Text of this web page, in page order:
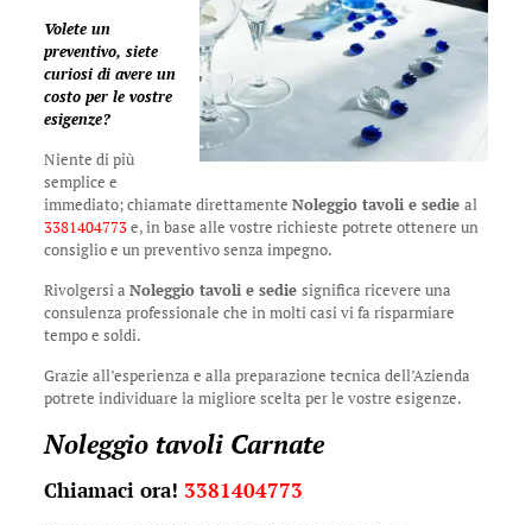
Volete un
preventivo, siete
curiosi di avere un
costo per le vostre
esigenze?
Niente di più
semplice e
immediato; chiamate direttamente Noleggio tavoli e sedie al
3381404773e, in base alle vostre richieste potrete ottenere un
consiglio e un preventivo senza impegno.
Rivolgersi a Noleggio tavoli e sedie significa ricevere una
consulenza professionale che in molti casi vi fa risparmiare
tempo e soldi.
Grazie all’esperienza e alla preparazione tecnica dell’Azienda
potrete individuare la migliore scelta per le vostre esigenze.
Noleggio tavoli Carnate
Chiamaci ora! 3381404773